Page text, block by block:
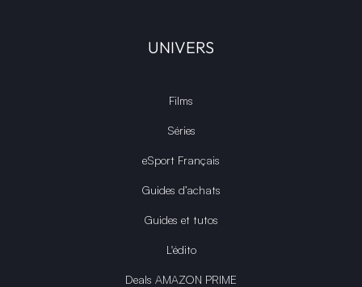
UNIVERS
Films
Séries
eSport Français
Guides d’achats
Guides et tutos
L'édito
Deals AMAZON PRIME